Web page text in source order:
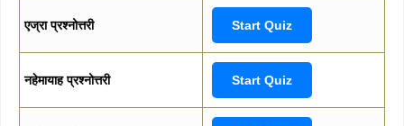
एज्रा प्रश्नोत्तरी Start Quiz
नहेमायाह प्रश्नोत्तरी Start Quiz